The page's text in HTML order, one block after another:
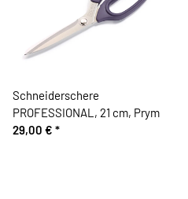
Schneiderschere
PROFESSIONAL, 21 cm, Prym
29,00 € *